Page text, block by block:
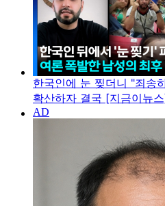
한국인에 눈 찢더니 "죄송
확산하자 결국 [지금이뉴